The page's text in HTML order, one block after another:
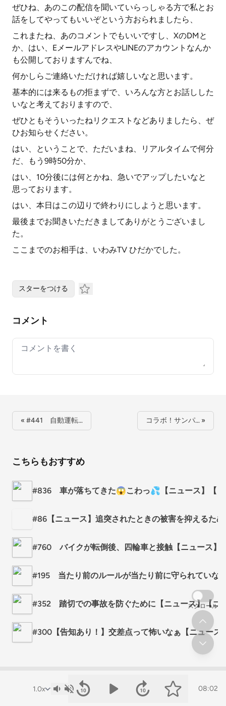
ぜひね、あのこの配信を聞いていらっしゃる方で私とお
話をしてやってもいいぞという方おられましたら、
これまたね、あのコメントでもいいですし、XのDMと
か、はい、EメールアドレスやLINEのアカウントなんか
も公開しておりますんでね、
何かしらご連絡いただければ嬉しいなと思います。
基本的には来るもの拒まずで、いろんな方とお話しした
いなと考えておりますので、
ぜひともそういったねリクエストなどありましたら、ぜ
ひお知らせください。
はい、ということで、ただいまね、リアルタイムで何分
だ、もう9時50分か、
はい、10分後には何とかね、急いでアップしたいなと
思っております。
はい、本日はこの辺りで終わりにしようと思います。
最後までお聞きいただきましてありがとうございまし
た。
ここまでのお相手は、いわみTV ひだかでした。
08:02
スターをつける
コメント
Your comment
« #441 自動運転… コラボ！サンパ… »
こちらもおすすめ
#836 車が落ちてきた😱こわっ💦【ニュース】【コ
#86【ニュース】追突されたときの被害を抑えるた
#760 バイクが転倒後、四輪車と接触【ニュース】
#195 当たり前のルールが当たり前に守られていな
#352 踏切での事故を防ぐために【ニュース】【コ
#300【告知あり！】交差点って怖いなぁ【ニュース
スクロール